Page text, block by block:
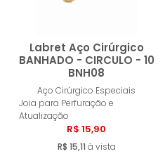
Labret Aço Cirúrgico
BANHADO - CIRCULO - 10
BNH08
Aço Cirúrgico Especiais
Joia para Perfuração e
Atualização
R$ 15,90
R$ 15,11 à vista